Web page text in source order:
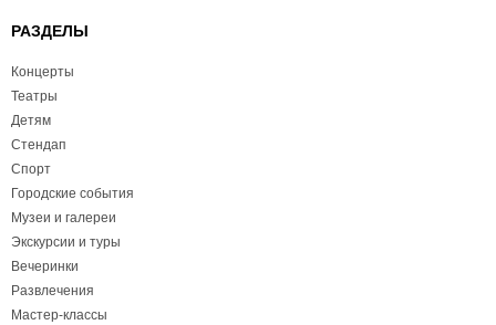
РАЗДЕЛЫ
Концерты
Театры
Детям
Стендап
Спорт
Городские события
Музеи и галереи
Экскурсии и туры
Вечеринки
Развлечения
Мастер-классы